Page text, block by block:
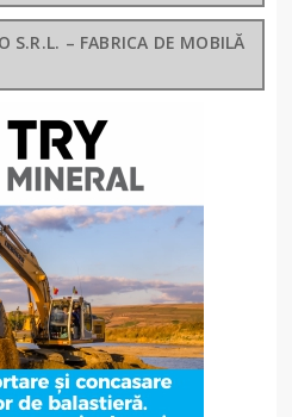
S.R.L. – FABRICA DE MOBILĂ